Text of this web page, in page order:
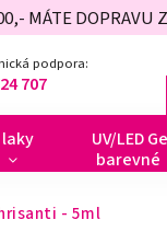
MÁTE
podpora:
707
laky
UV/LED
barevné
- 5ml